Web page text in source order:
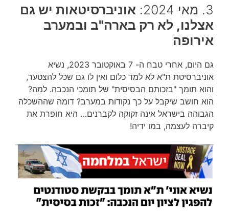
3. מאי 2024:
אוניברסיטאות יש גם
אצלנו, לא רק בארה"ב ובמערב
אירופה
גם היום, אחרי טבח ה- 7 באוקטובר 2023, נשיא
אוניברסיטת ת"א לא למד כלום ואין לו גם שכל להצטער,
והוא תומך "בזכותם הבסיסית" של תומכי הנכבה. למה?
הוא חושב שיקבל על כך נקודות במערב? דומה שההשכלה
הגבוהה בישראל אינה זקוקה לקברנים… היא חופרת את
קיברה לעצמה, במו ידיה!